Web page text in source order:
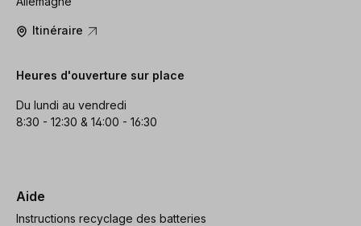
Itinéraire
Heures d'ouverture sur place
Du lundi au vendredi
8:30 - 12:30 & 14:00 - 16:30
Aide
Instructions recyclage des batteries